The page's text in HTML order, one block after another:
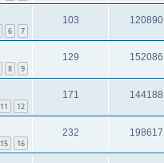
6 7
103 120890
8 9
129 152086
11 12
171 144188
15 16
232 198617